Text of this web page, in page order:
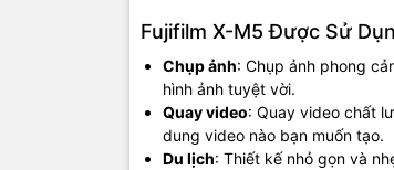
Fujifilm X-M5 Được Sử
Chụp ảnh: Chụp ảnh phong
hình ảnh tuyệt vời.
Quay video: Quay video chất
dung video nào bạn muốn tạo.
Du lịch: Thiết kế nhỏ gọn và